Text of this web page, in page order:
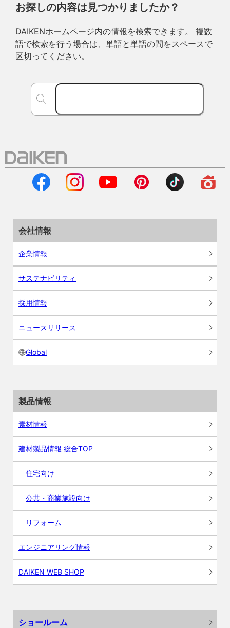
お探しの内容は見つかりましたか？
DAIKENホームページ内の情報を検索できます。 複数
語で検索を行う場合は、単語と単語の間をスペースで
区切ってください。
会社情報
企業情報
サステナビリティ
採用情報
ニュースリリース
Global
製品情報
素材情報
建材製品情報 総合TOP
住宅向け
公共・商業施設向け
リフォーム
エンジニアリング情報
DAIKEN WEB SHOP
ショールーム